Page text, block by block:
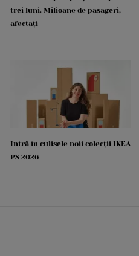
trei luni. Milioane de pasageri,
afectați
Intră în culisele noii colecții IKEA
PS 2026